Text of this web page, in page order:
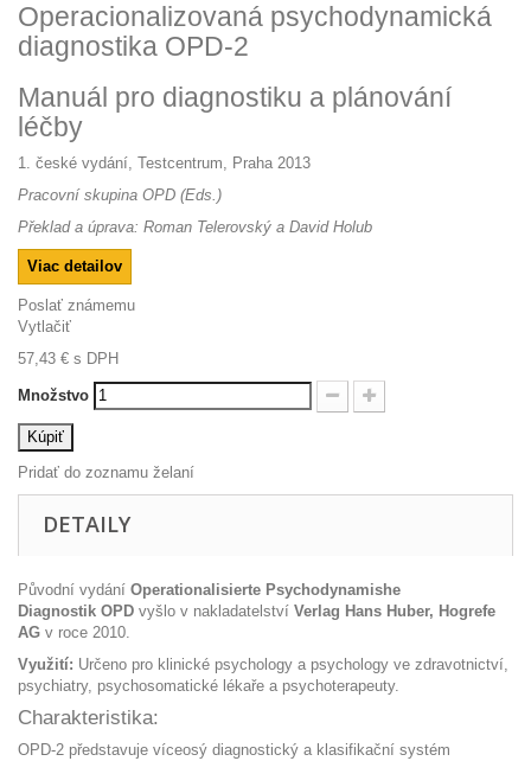
Operacionalizovaná psychodynamická
diagnostika OPD-2
Manuál pro diagnostiku a plánování
léčby
1. české vydání, Testcentrum, Praha 2013
Pracovní skupina OPD (Eds.)
Překlad a úprava: Roman Telerovský a David Holub
Viac detailov
Poslať známemu
Vytlačiť
57,43 € s DPH
Množstvo
Kúpiť
Pridať do zoznamu želaní
DETAILY
Původní vydání Operationalisierte Psychodynamishe
Diagnostik OPD vyšlo v nakladatelství Verlag Hans Huber, Hogrefe
AG v roce 2010.
Využití: Určeno pro klinické psychology a psychology ve zdravotnictví,
psychiatry, psychosomatické lékaře a psychoterapeuty.
Charakteristika:
OPD-2 představuje víceosý diagnostický a klasifikační systém